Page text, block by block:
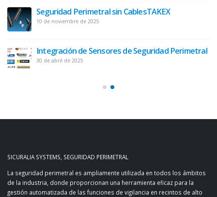
Seguridad Perimetral sin CablesTAKEX
10 de noviembre de 2025
Integración de Sensores de Seguridad Perimetral
30 de abril de 2025
SICURALIA SYSTEMS, SEGURIDAD PERIMETRAL
La seguridad perimetral es ampliamente utilizada en todos los ámbitos
de la industria, donde proporcionan una herramienta eficaz para la
gestión automatizada de las funciones de vigilancia en recintos de alto